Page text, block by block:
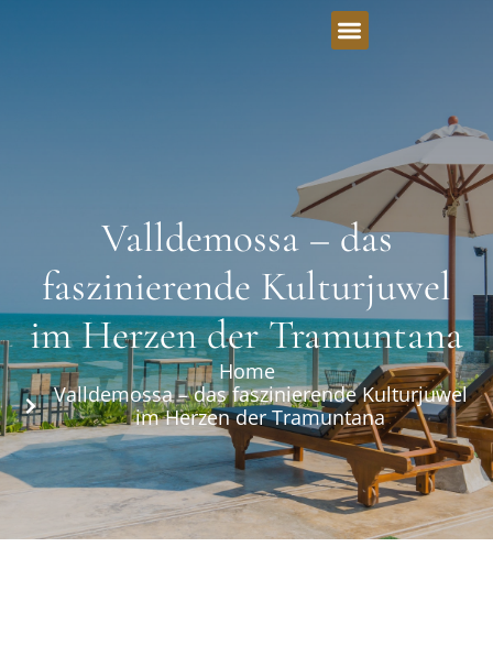
Valldemossa – das
faszinierende Kulturjuwel
im Herzen der Tramuntana
Home
Valldemossa – das faszinierende Kulturjuwel
im Herzen der Tramuntana